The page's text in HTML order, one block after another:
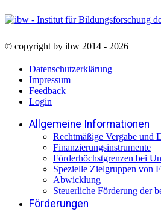
© copyright by ibw 2014 - 2026
Datenschutzerklärung
Impressum
Feedback
Login
Allgemeine Informationen
Rechtmäßige Vergabe und
Finanzierungsinstrumente
Förderhöchstgrenzen bei
Spezielle Zielgruppen von
Abwicklung
Steuerliche Förderung der
Förderungen